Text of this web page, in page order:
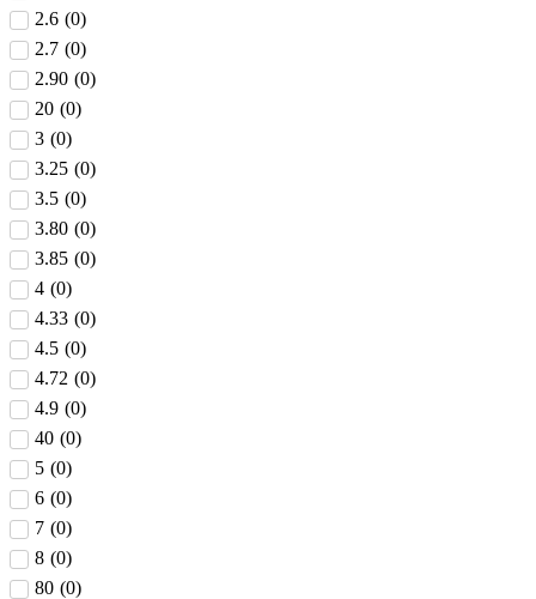
2.6 (0)
2.7 (0)
2.90 (0)
20 (0)
3 (0)
3.25 (0)
3.5 (0)
3.80 (0)
3.85 (0)
4 (0)
4.33 (0)
4.5 (0)
4.72 (0)
4.9 (0)
40 (0)
5 (0)
6 (0)
7 (0)
8 (0)
80 (0)